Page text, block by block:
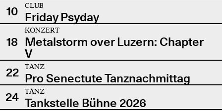
10
CLUB
Friday Psyday
18
KONZERT
Metalstorm over Luzern: Chapter
V
22
TANZ
Pro Senectute Tanznachmittag
24
TANZ
Tankstelle Bühne 2026